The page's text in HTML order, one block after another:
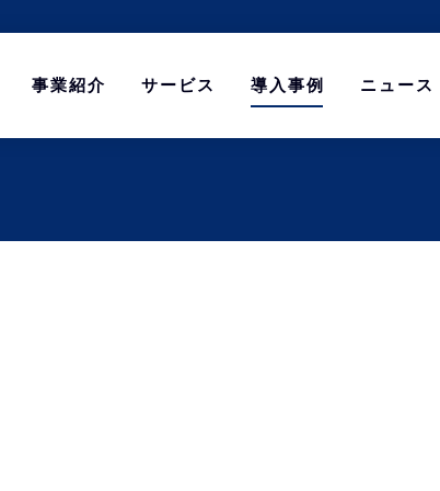
事業紹介 サービス 導入事例 ニュース